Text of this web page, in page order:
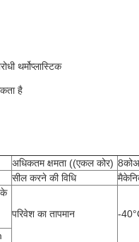
थर्मोप्लास्टिक
है
अधिकतम क्षमता ((एकल कोर)
सील करने की विधि
के
परिवेश का तापमान
-